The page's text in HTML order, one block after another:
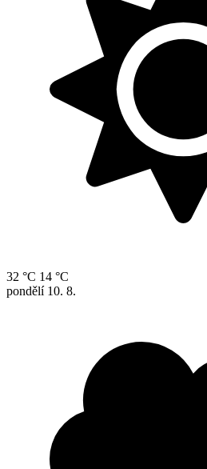
32 °C 14 °C
pondělí 10. 8.